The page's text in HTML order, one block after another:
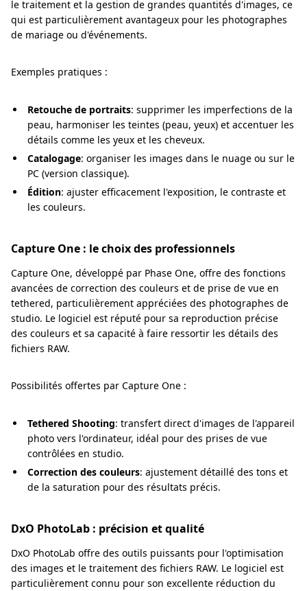
le traitement et la gestion de grandes quantités d'images, ce
qui est particulièrement avantageux pour les photographes
de mariage ou d'événements.
Exemples pratiques :
Retouche de portraits: supprimer les imperfections de la
peau, harmoniser les teintes (peau, yeux) et accentuer les
détails comme les yeux et les cheveux.
Catalogage: organiser les images dans le nuage ou sur le
PC (version classique).
Édition: ajuster efficacement l'exposition, le contraste et
les couleurs.
Capture One : le choix des professionnels
Capture One, développé par Phase One, offre des fonctions
avancées de correction des couleurs et de prise de vue en
tethered, particulièrement appréciées des photographes de
studio. Le logiciel est réputé pour sa reproduction précise
des couleurs et sa capacité à faire ressortir les détails des
fichiers RAW.
Possibilités offertes par Capture One :
Tethered Shooting: transfert direct d'images de l'appareil
photo vers l'ordinateur, idéal pour des prises de vue
contrôlées en studio.
Correction des couleurs: ajustement détaillé des tons et
de la saturation pour des résultats précis.
DxO PhotoLab : précision et qualité
DxO PhotoLab offre des outils puissants pour l'optimisation
des images et le traitement des fichiers RAW. Le logiciel est
particulièrement connu pour son excellente réduction du